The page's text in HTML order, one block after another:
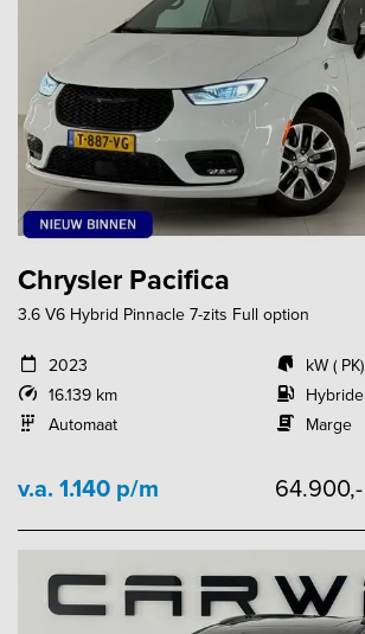
Chrysler Pacifica
3.6 V6 Hybrid Pinnacle 7-zits Full option
2023
16.139 km
Automaat
kW ( PK)
Hybride
Marge
v.a. 1.140 p/m 64.900,-